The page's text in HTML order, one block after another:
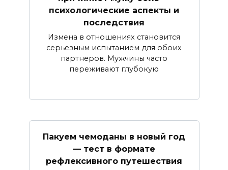
психологические аспекты и
последствия
Измена в отношениях становится
серьезным испытанием для обоих
партнеров. Мужчины часто
переживают глубокую
Пакуем чемоданы в новый год
— тест в формате
рефлексивного путешествия